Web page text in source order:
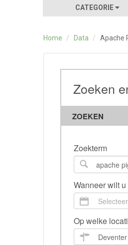
CATEGORIE
Home / Data / Apache
Zoeken
ZOEKEN
Zoekterm
Wanneer wilt
Op welke